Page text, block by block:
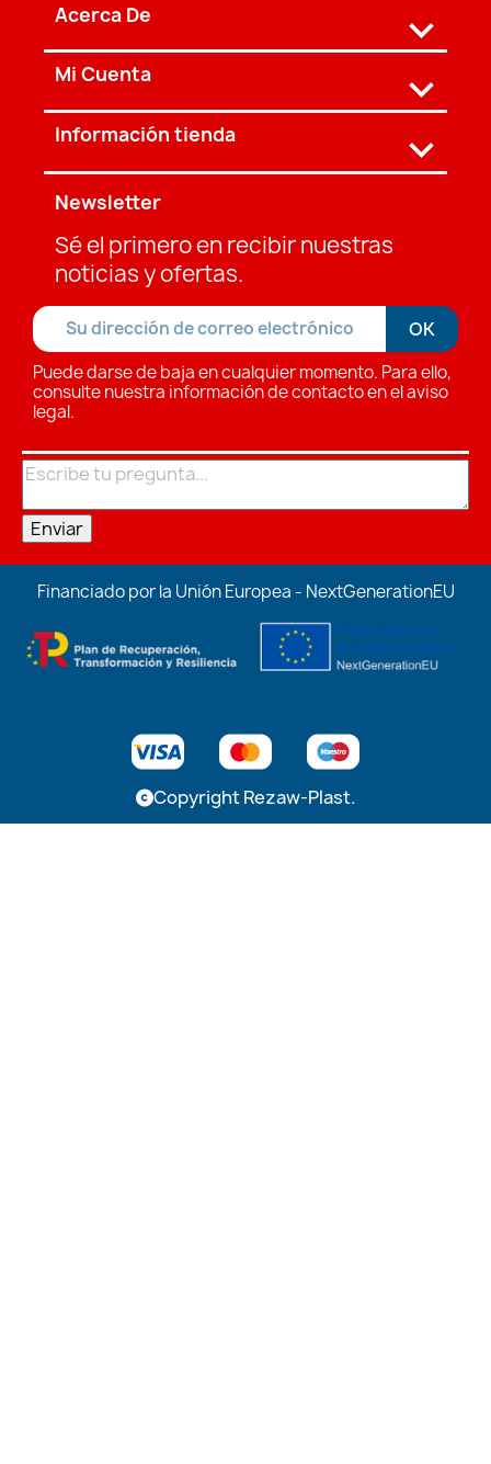
Acerca De 
Mi Cuenta 
Información tienda keyboard_arrow_down
Newsletter
Sé el primero en recibir nuestras
noticias y ofertas.
Puede darse de baja en cualquier momento. Para ello,
consulte nuestra información de contacto en el aviso
legal.
Enviar
Financiado por la Unión Europea - NextGenerationEU
Copyright Rezaw-Plast.